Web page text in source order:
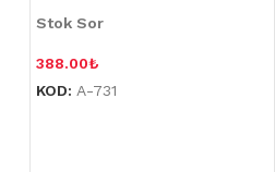
Stok Sor
388.00₺
KOD: A-731